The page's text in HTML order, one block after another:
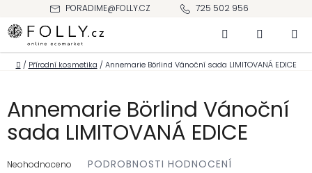
obsah
PORADIME@FOLLY.CZ 725 502 956
Hledat NÁKUPNÍ
KOŠÍK
Domů
/ Přírodní kosmetika / Annemarie Börlind Vánoční sada LIMITOVANÁ EDICE
Annemarie Börlind Vánoční
sada LIMITOVANÁ EDICE
hodnocení
Neohodnoceno PODROBNOSTI HODNOCENÍ